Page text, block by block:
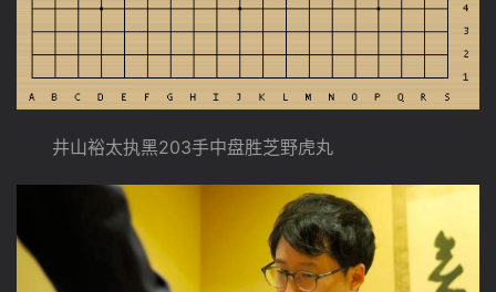
井山裕太执黑203手中盘胜芝野虎丸